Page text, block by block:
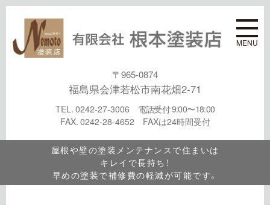
〒965-0874
福島県会津若松市南花畑2-71
TEL. 0242-27-3006 電話受付 9:00〜18:00
FAX. 0242-28-4652 FAXは24時間受付
屋根や壁の塗装メンテナンスで住まいは
キレイで長持ち！
早めの塗装で補修費の軽減が可能です。
MENU